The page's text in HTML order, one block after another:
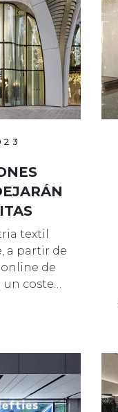
textil
a partir de
de
un coste…